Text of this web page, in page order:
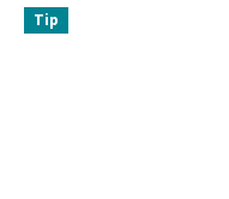
Tip